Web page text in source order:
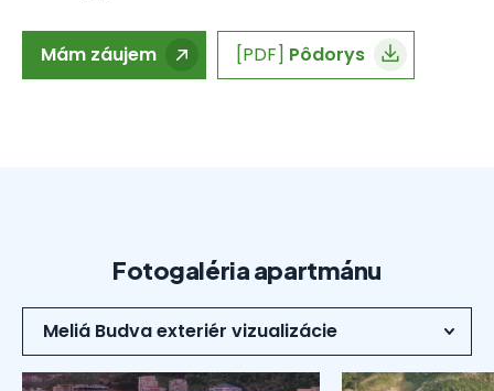
Mám záujem [PDF] Pôdorys
Fotogaléria apartmánu